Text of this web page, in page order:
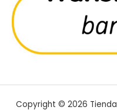
Copyright © 2026 Tienda